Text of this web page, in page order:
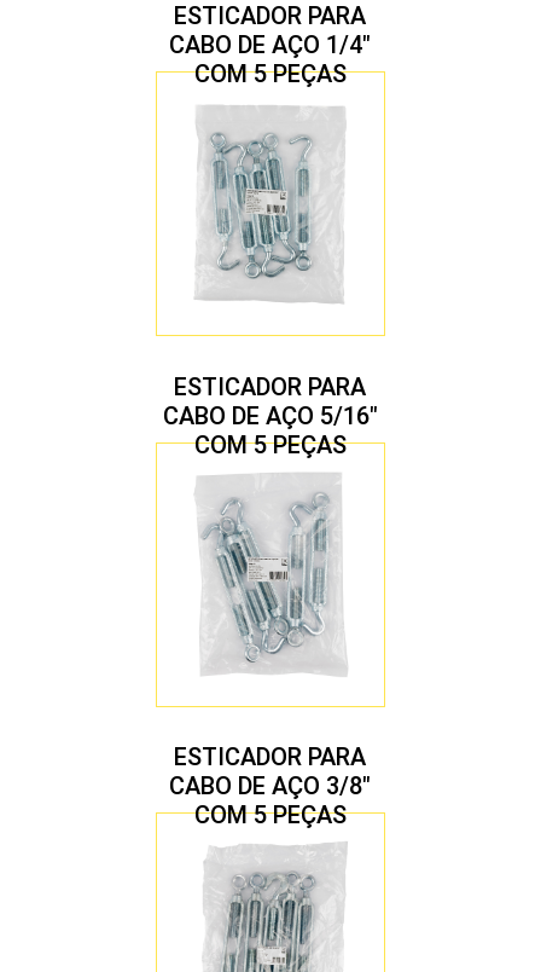
ESTICADOR PARA
CABO DE AÇO 1/4″
COM 5 PEÇAS
ESTICADOR PARA
CABO DE AÇO 5/16″
COM 5 PEÇAS
ESTICADOR PARA
CABO DE AÇO 3/8″
COM 5 PEÇAS